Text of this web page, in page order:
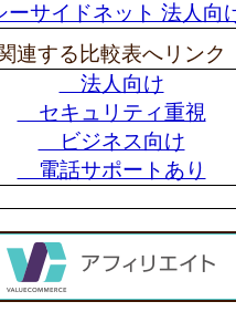
ーサイドネット 法人向
連する比較表へリンク
法人向け
セキュリティ重視
ビジネス向け
電話サポートあり